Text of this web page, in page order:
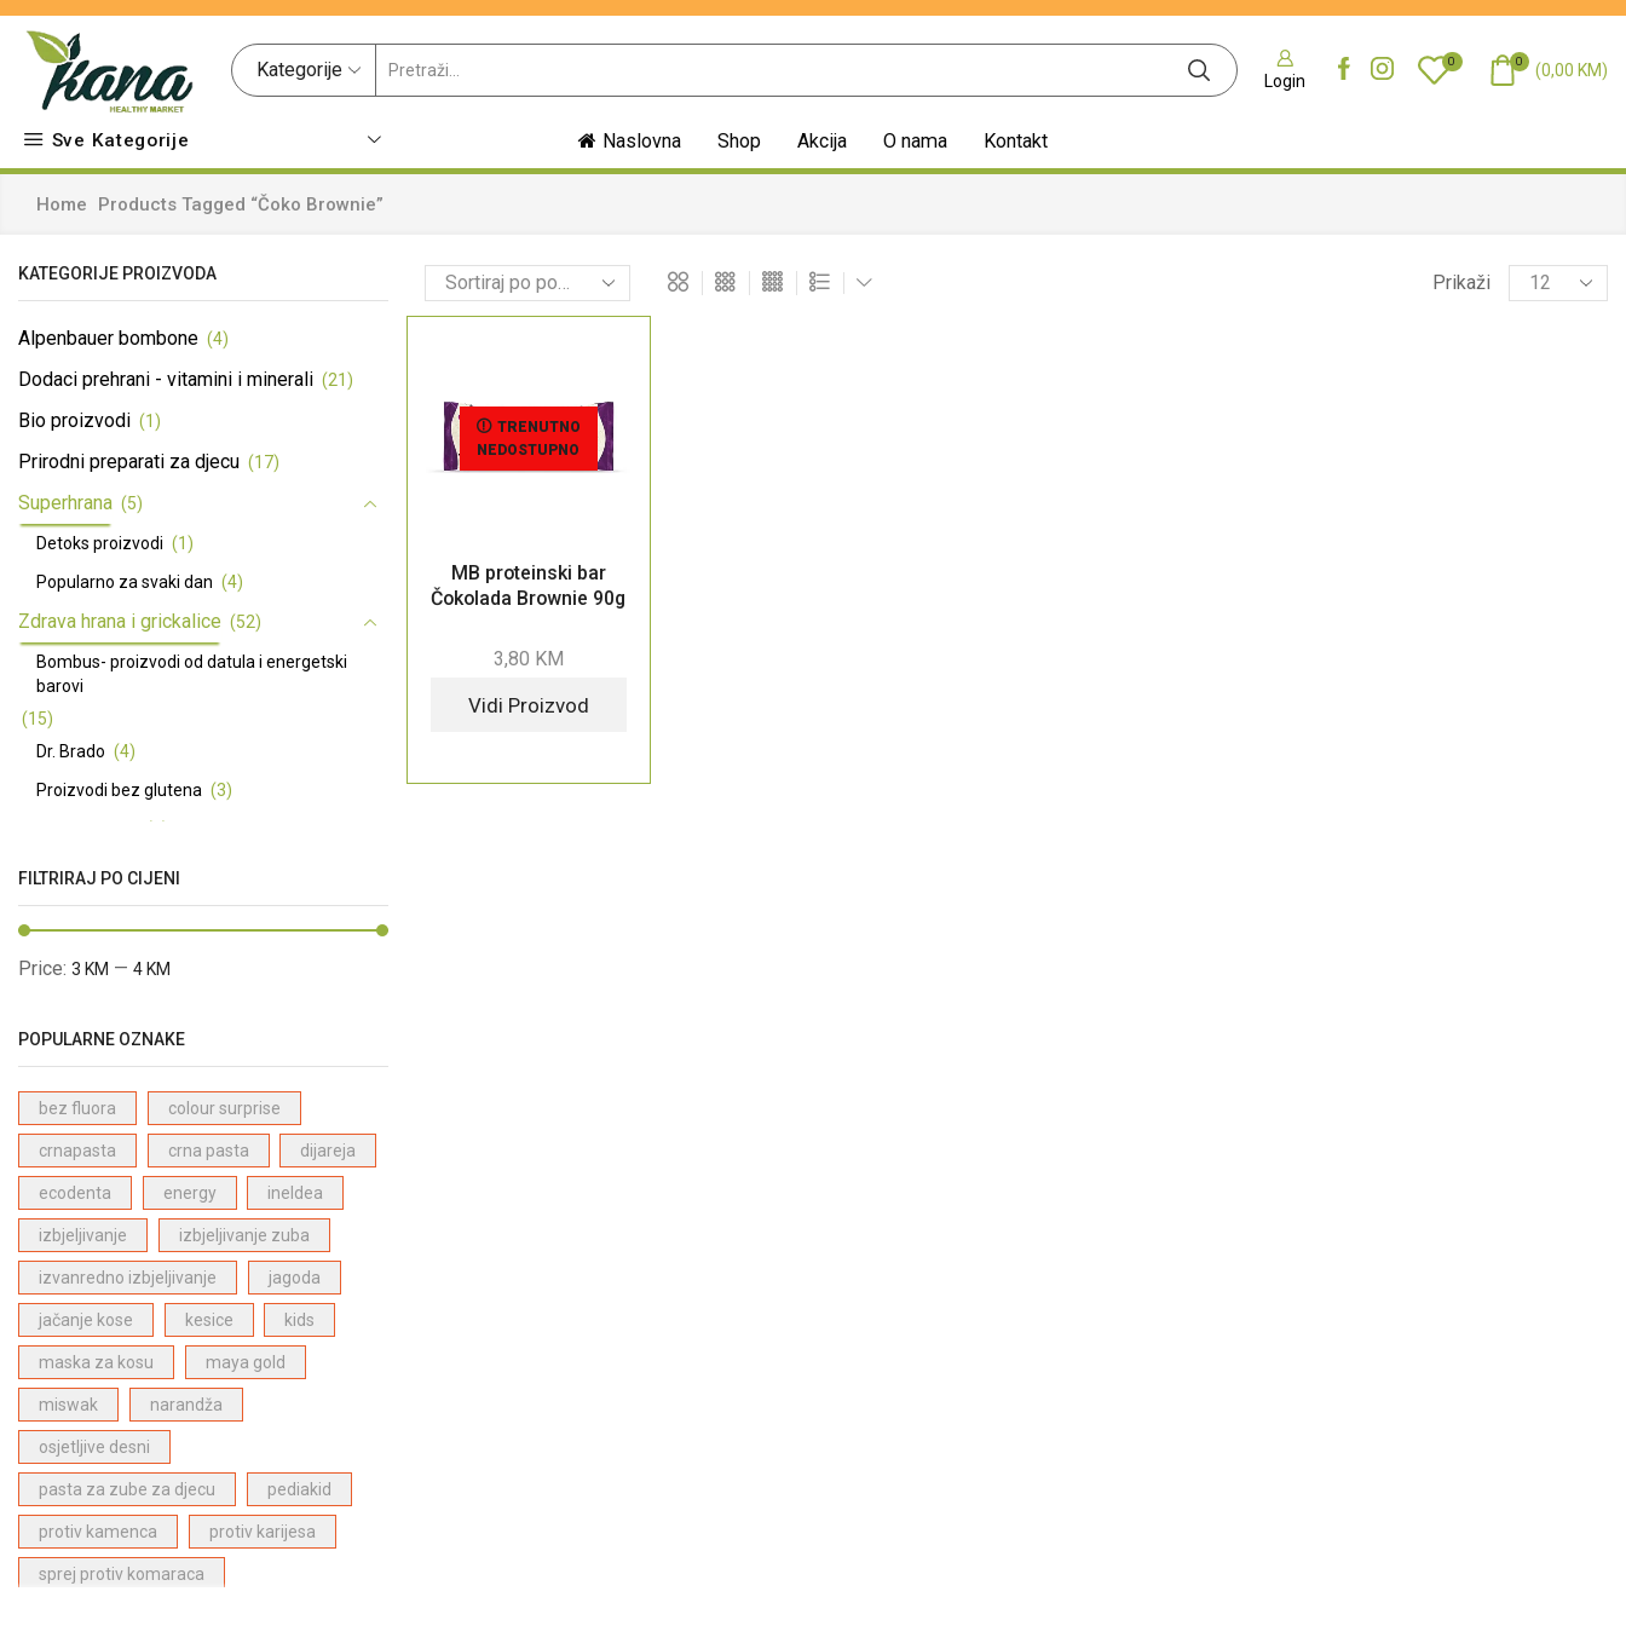
Kategorije Login
0 0 (0,00 KM)
Sve Kategorije Naslovna Shop Akcija O nama Kontakt
Home Products Tagged “čoko Brownie”
Prikaži
TRENUTNO
NEDOSTUPNO
MB proteinski bar
Čokolada Brownie 90g
3,80 KM
Vidi Proizvod
KATEGORIJE PROIZVODA
Alpenbauer bombone (4)
Dodaci prehrani - vitamini i minerali (21)
Bio proizvodi (1)
Prirodni preparati za djecu (17)
Superhrana (5)
Detoks proizvodi (1)
Popularno za svaki dan (4)
Zdrava hrana i grickalice (52)
Bombus- proizvodi od datula i energetski
barovi
(15)
Dr. Brado (4)
Proizvodi bez glutena (3)
(7)
Basmati riža dugo zrno - Pansari
Začini (5)
(12)
Prirodna kozmetika
Bergasol proizvodi za zaštitu od sunca
Proizvodi za njegu lica (1)
ECODENTA proizvodi za dentalnu njegu (28)
Dabur Paste za zube (6)
Proizvodi za njegu kose
(27)
Proizvodi za djecu (1)
Najpopularniji proizvodi (27)
FILTRIRAJ PO CIJENI
Price: 3 KM — 4 KM
POPULARNE OZNAKE
bez fluora colour surprise
crnapasta crna pasta dijareja
ecodenta energy ineldea
izbjeljivanje izbjeljivanje zuba
izvanredno izbjeljivanje jagoda
jačanje kose kesice kids
maska za kosu maya gold
miswak narandža
osjetljive desni
pasta za zube za djecu pediakid
protiv kamenca protiv karijesa
sprej protiv komaraca